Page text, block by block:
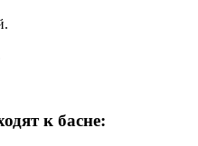
к басне: